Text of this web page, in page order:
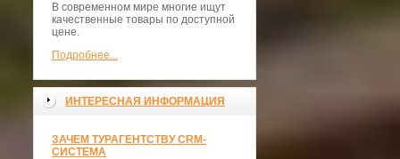
В современном мире многие ищут
качественные товары по доступной
цене.
Подробнее...
ИНТЕРЕСНАЯ ИНФОРМАЦИЯ
ЗАЧЕМ ТУРАГЕНТСТВУ CRM-
СИСТЕМА